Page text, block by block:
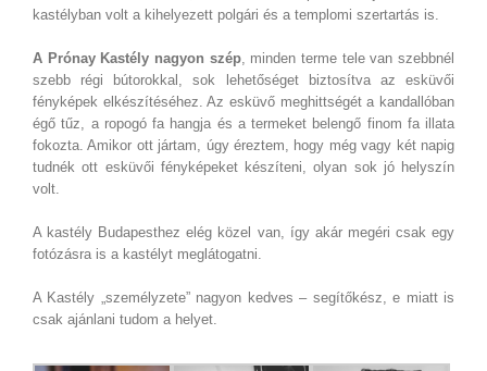
kastélyban volt a kihelyezett polgári és a templomi szertartás is.
A Prónay Kastély nagyon szép, minden terme tele van szebbnél
szebb régi bútorokkal, sok lehetőséget biztosítva az esküvői
fényképek elkészítéséhez. Az esküvő meghittségét a kandallóban
égő tűz, a ropogó fa hangja és a termeket belengő finom fa illata
fokozta. Amikor ott jártam, úgy éreztem, hogy még vagy két napig
tudnék ott esküvői fényképeket készíteni, olyan sok jó helyszín
volt.
A kastély Budapesthez elég közel van, így akár megéri csak egy
fotózásra is a kastélyt meglátogatni.
A Kastély „személyzete” nagyon kedves – segítőkész, e miatt is
csak ajánlani tudom a helyet.